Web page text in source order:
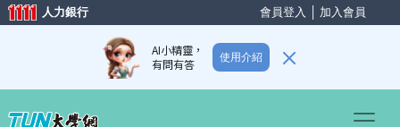
會員登入 加入會員
人力銀行
AI小精靈，
有問有答
使用介紹